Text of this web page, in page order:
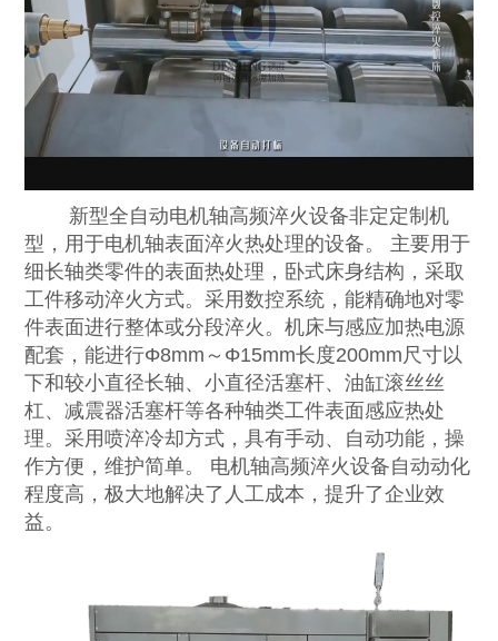
新型全自动电机轴高频淬火设备非定定制机
型，用于电机轴表面淬火热处理的设备。 主要用于
细长轴类零件的表面热处理，卧式床身结构，采取
工件移动淬火方式。采用数控系统，能精确地对零
件表面进行整体或分段淬火。机床与感应加热电源
配套，能进行Φ8mm～Φ15mm长度200mm尺寸以
下和较小直径长轴、小直径活塞杆、油缸滚丝丝
杠、减震器活塞杆等各种轴类工件表面感应热处
理。采用喷淬冷却方式，具有手动、自动功能，操
作方便，维护简单。 电机轴高频淬火设备自动动化
程度高，极大地解决了人工成本，提升了企业效
益。